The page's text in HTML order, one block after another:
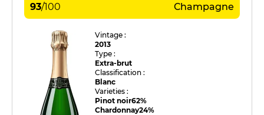
93/100 Champagne
Vintage :
2013
Type :
Extra-brut
Classification :
Blanc
Varieties :
Pinot noir62%
Chardonnay24%